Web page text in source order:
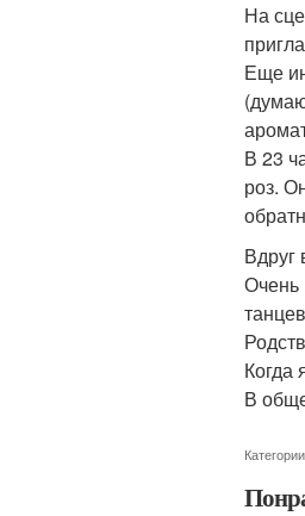
На
Еще
В 23
роз.
Вдруг
Очень
Когда
В